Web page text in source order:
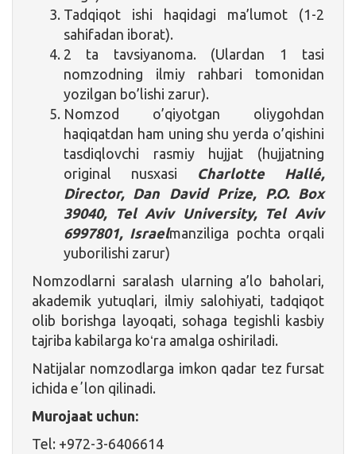
Tadqiqot ishi haqidagi ma’lumot (1-2
sahifadan iborat).
2 ta tavsiyanoma. (Ulardan 1 tasi
nomzodning ilmiy rahbari tomonidan
yozilgan bo’lishi zarur).
Nomzod o’qiyotgan oliygohdan
haqiqatdan ham uning shu yerda o’qishini
tasdiqlovchi rasmiy hujjat (hujjatning
original nusxasi Charlotte Hallé,
Director, Dan David Prize, P.O. Box
39040, Tel Aviv University, Tel Aviv
6997801, Israelmanziliga pochta orqali
yuborilishi zarur)
Nomzodlarni saralash ularning a’lo baholari,
akademik yutuqlari, ilmiy salohiyati, tadqiqot
olib borishga layoqati, sohaga tegishli kasbiy
tajriba kabilarga koʻra amalga oshiriladi.
Natijalar nomzodlarga imkon qadar tez fursat
ichida eʼlon qilinadi.
Murojaat uchun:
Tel: +972-3-6406614